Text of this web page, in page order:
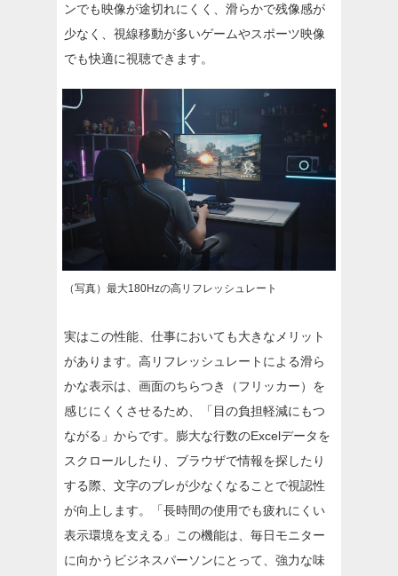
ンでも映像が途切れにくく、滑らかで残像感が
少なく、視線移動が多いゲームやスポーツ映像
でも快適に視聴できます。
（写真）最大180Hzの高リフレッシュレート
実はこの性能、仕事においても大きなメリット
があります。高リフレッシュレートによる滑ら
かな表示は、画面のちらつき（フリッカー）を
感じにくくさせるため、「目の負担軽減にもつ
ながる」からです。膨大な行数のExcelデータを
スクロールしたり、ブラウザで情報を探したり
する際、文字のブレが少なくなることで視認性
が向上します。「長時間の使用でも疲れにくい
表示環境を支える」この機能は、毎日モニター
に向かうビジネスパーソンにとって、強力な味